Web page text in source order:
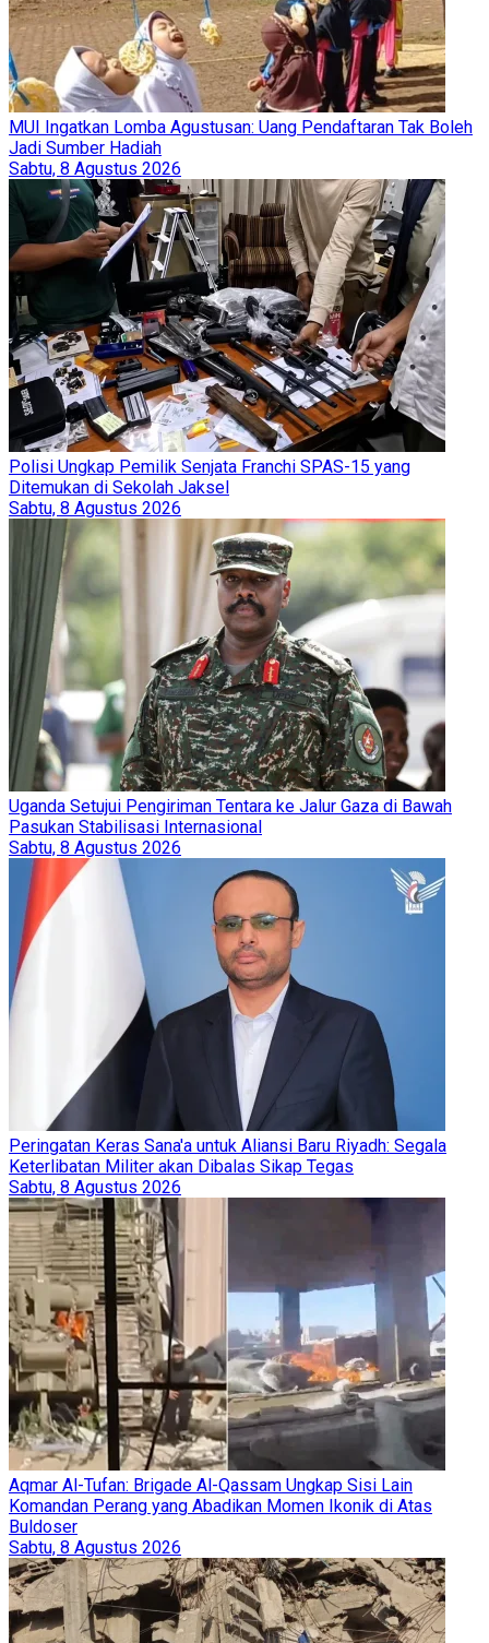
MUI Ingatkan Lomba Agustusan: Uang Pendaftaran Tak Boleh
Jadi Sumber Hadiah
Sabtu, 8 Agustus 2026
Polisi Ungkap Pemilik Senjata Franchi SPAS-15 yang
Ditemukan di Sekolah Jaksel
Sabtu, 8 Agustus 2026
Uganda Setujui Pengiriman Tentara ke Jalur Gaza di Bawah
Pasukan Stabilisasi Internasional
Sabtu, 8 Agustus 2026
Peringatan Keras Sana'a untuk Aliansi Baru Riyadh: Segala
Keterlibatan Militer akan Dibalas Sikap Tegas
Sabtu, 8 Agustus 2026
Aqmar Al-Tufan: Brigade Al-Qassam Ungkap Sisi Lain
Komandan Perang yang Abadikan Momen Ikonik di Atas
Buldoser
Sabtu, 8 Agustus 2026